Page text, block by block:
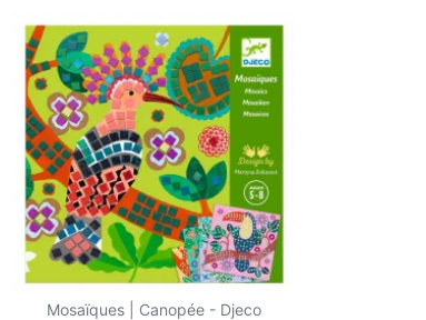
Mosaïques | Canopée - Djeco